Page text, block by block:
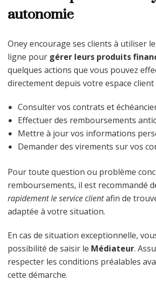
autonomie
Oney encourage ses clients à utiliser
ligne pour gérer leurs produits
quelques actions que vous pouvez
directement depuis votre espace client
Consulter vos contrats et
Effectuer des remboursements
Mettre à jour vos informations
Demander des virements sur vos
Pour toute question ou problème
remboursements, il est recommandé
rapidement le service clientafin de
adaptée à votre situation.
En cas de situation exceptionnelle,
possibilité de saisir le Médiateur.
respecter les conditions préalables
cette démarche.